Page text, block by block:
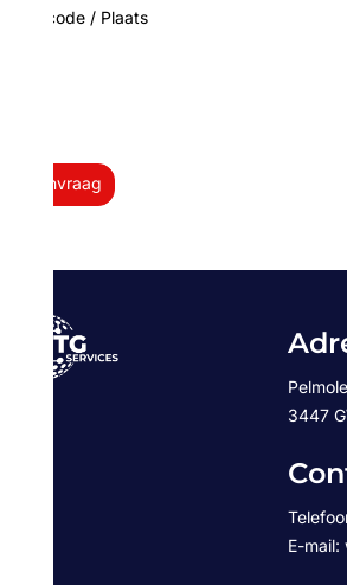
Plaats
Adres
Pelmolenlaan
3447 GW
Telefoon:088
E-mail: